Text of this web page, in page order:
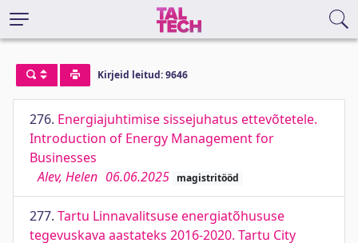
Kirjeid leitud: 9646
276. Energiajuhtimise sissejuhatus ettevõtetele.
Introduction of Energy Management for
Businesses
Alev, Helen 06.06.2025 magistritööd
277. Tartu Linnavalitsuse energiatõhususe
tegevuskava aastateks 2016-2020. Tartu City